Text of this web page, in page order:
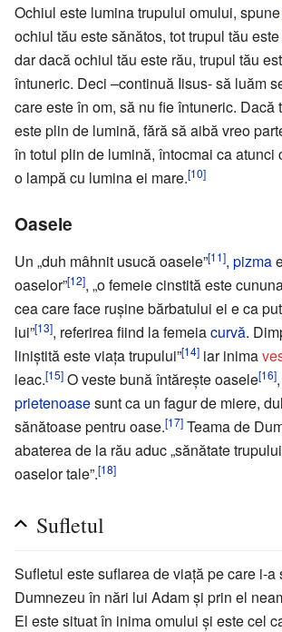
Ochiul este lumina trupului omului, spune
ochiul tău este sănătos, tot trupul tău
dar dacă ochiul tău este rău, trupul tău
întuneric. Deci –continuă Iisus- să luăm
care este în om, să nu fie întuneric. Dacă
este plin de lumină, fără să aibă vreo
în totul plin de lumină, întocmai ca atunci
o lampă cu lumina ei mare.[10]
Oasele
Un „duh mâhnit usucă oasele”[11], pizma
oaselor”[12], „o femeie cinstită este
cea care face ruşine bărbatului ei e ca
lui”[13], referirea fiind la femeiacurvă.
liniştită este viaţa trupului”[14] iar inima
leac.[15] O veste bună întăreşte oasele[16]
prietenoasesunt ca un fagur de miere,
sănătoase pentru oase.[17] Teama de
abaterea de la rău aduc „sănătate
oaselor tale”.[18]
Sufletul
Sufletul este suflarea de viaţă pe care i-a
Dumnezeu în nări lui Adam şi prin el
El este situat în inima omului şi este cel